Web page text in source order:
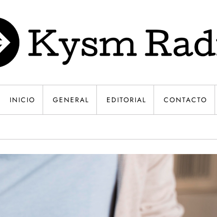
INICIO GENERAL EDITORIAL CONTACTO